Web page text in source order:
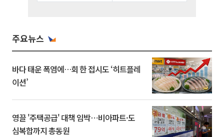
주요뉴스
바다 태운 폭염에…회 한 접시도 ‘히트플레
이션’
영끌 '주택공급' 대책 임박⋯비아파트·도
심복합까지 총동원